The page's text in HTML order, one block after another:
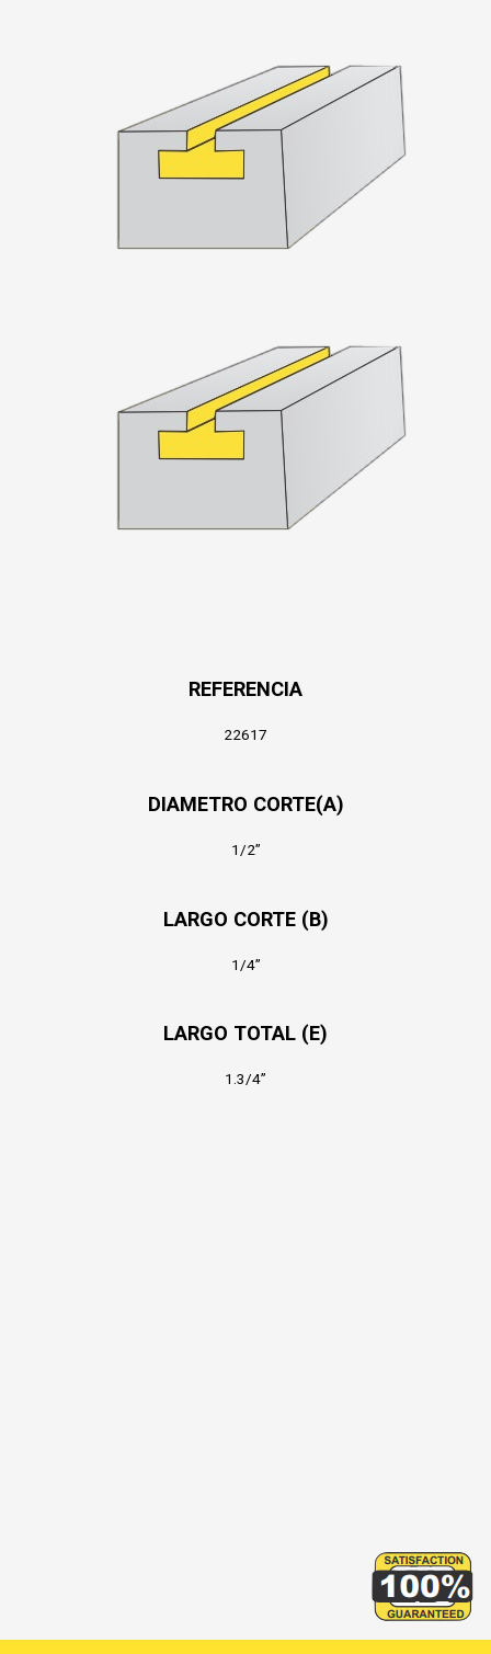
REFERENCIA
22617
DIAMETRO CORTE(A)
1/2”
LARGO CORTE (B)
1/4”
LARGO TOTAL (E)
1.3/4”